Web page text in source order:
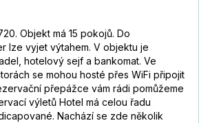
Objekt má 15 pokojů. Do
lze vyjet výtahem. V objektu je
hotelový sejf a bankomat. Ve
se mohou hosté přes WiFi připojit
přepážce vám rádi pomůžeme
výletů Hotel má celou řadu
Nachází se zde několik